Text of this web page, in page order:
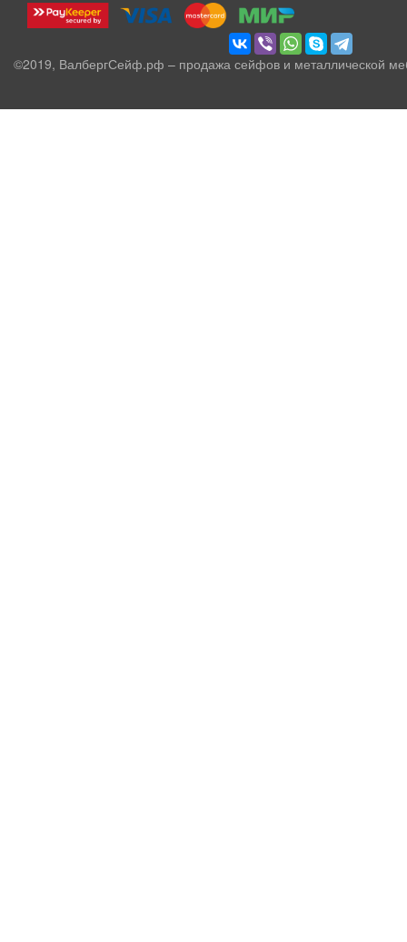
©2019, ВалбергСейф.рф – продажа сейфов и металлической